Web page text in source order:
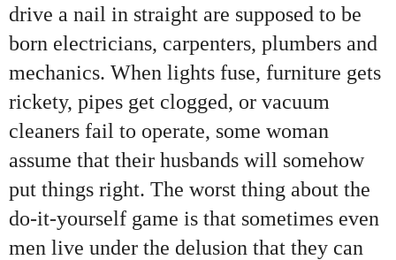
drive a nail in straight are supposed to be
born electricians, carpenters, plumbers and
mechanics. When lights fuse, furniture gets
rickety, pipes get clogged, or vacuum
cleaners fail to operate, some woman
assume that their husbands will somehow
put things right. The worst thing about the
do-it-yourself game is that sometimes even
men live under the delusion that they can